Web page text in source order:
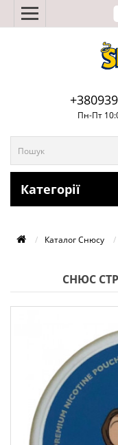
Пн-Пт
Категорії
Каталог Снюсу
СНЮС